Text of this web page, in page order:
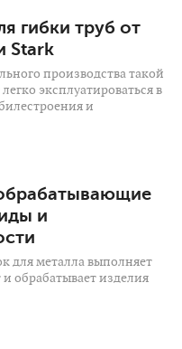
гибки труб от
Stark
производства такой
эксплуатироваться в
и
и
для металла выполняет
обрабатывает изделия